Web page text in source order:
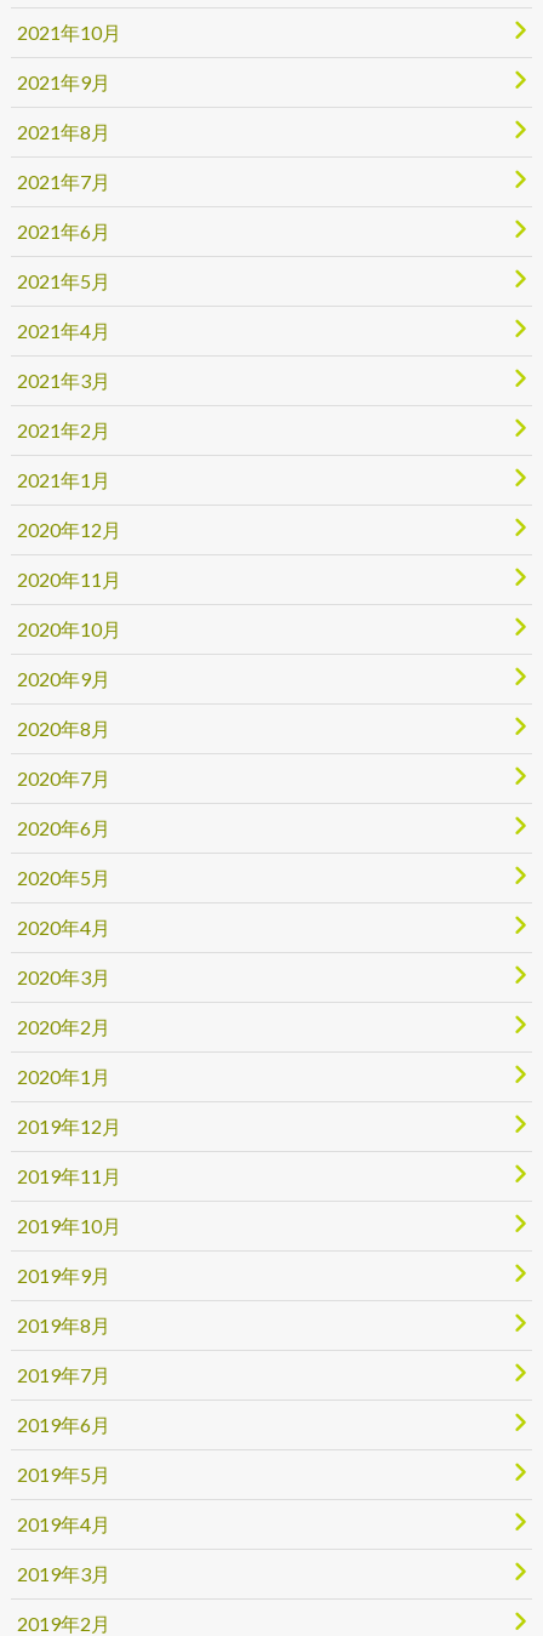
2021年10月
2021年9月
2021年8月
2021年7月
2021年6月
2021年5月
2021年4月
2021年3月
2021年2月
2021年1月
2020年12月
2020年11月
2020年10月
2020年9月
2020年8月
2020年7月
2020年6月
2020年5月
2020年4月
2020年3月
2020年2月
2020年1月
2019年12月
2019年11月
2019年10月
2019年9月
2019年8月
2019年7月
2019年6月
2019年5月
2019年4月
2019年3月
2019年2月